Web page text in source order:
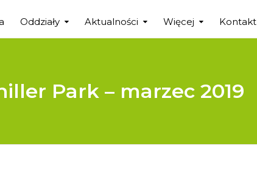
Oddziały Aktualności Więcej Kontakt
Park – marzec 2019